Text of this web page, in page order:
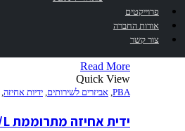
פרוייקטים
אודות החברה
צור קשר
ידית אחיזה אופקית 60 ס"מ CAP440
Read More
Quick View
PBA
, אביזרים לשירותים, ידיות אחיזה,
ידית אחיזה מתרוממת PP445R/L